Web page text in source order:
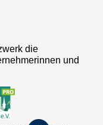
die
und